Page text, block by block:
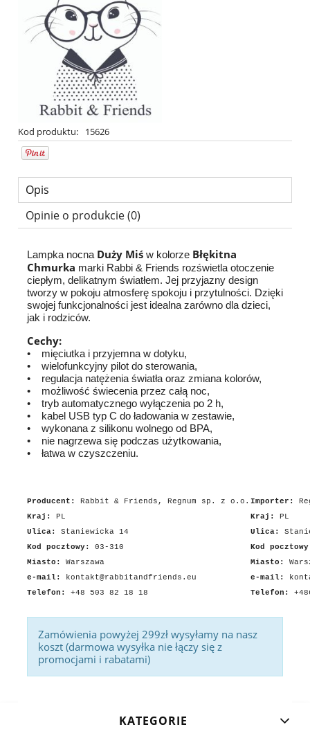
Kod produktu: 15626
Opis
Opinie o produkcie (0)
Lampka nocna Duży Miś w kolorze Błękitna
Chmurka marki Rabbi & Friends rozświetla otoczenie
ciepłym, delikatnym światłem. Jej przyjazny design
tworzy w pokoju atmosferę spokoju i przytulności. Dzięki
swojej funkcjonalności jest idealna zarówno dla dzieci,
jak i rodziców.
Cechy:
• mięciutka i przyjemna w dotyku,
• wielofunkcyjny pilot do sterowania,
• regulacja natężenia światła oraz zmiana kolorów,
• możliwość świecenia przez całą noc,
• tryb automatycznego wyłączenia po 2 h,
• kabel USB typ C do ładowania w zestawie,
• wykonana z silikonu wolnego od BPA,
• nie nagrzewa się podczas użytkowania,
• łatwa w czyszczeniu.
Producent: Rabbit & Friends, Regnum sp. z o.o. Importer:
Kraj:
PL Kraj:
PL
Ulica:
Staniewicka 14 Ulica:
Kod pocztowy:
03-310
Kod
Miasto:
Warszawa Miasto:
e-mail:
kontakt@rabbitandfriends.eu e-mail:
Telefon:
+48 503 82 18 18 Telefon:
Zamówienia powyżej 299zł wysyłamy na nasz
koszt (darmowa wysyłka nie łączy się z
promocjami i rabatami)
KATEGORIE